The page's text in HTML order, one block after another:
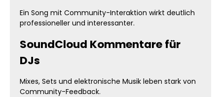
Ein Song mit Community-Interaktion wirkt deutlich
professioneller und interessanter.
SoundCloud Kommentare für
DJs
Mixes, Sets und elektronische Musik leben stark von
Community-Feedback.